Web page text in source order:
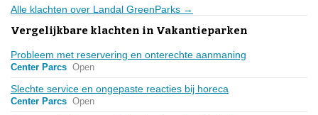
Alle klachten over Landal GreenParks →
Vergelijkbare klachten in Vakantieparken
Probleem met reservering en onterechte aanmaning
Center Parcs Open
Slechte service en ongepaste reacties bij horeca
Center Parcs Open